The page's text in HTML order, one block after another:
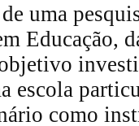
uma
Educação,
escola
como